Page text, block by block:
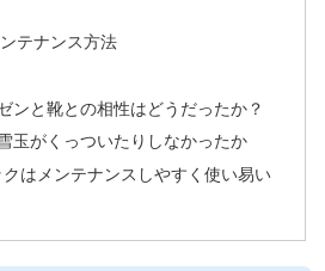
テナンス方法
ンと靴との相性はどうだったか？
玉がくっついたりしなかったか
はメンテナンスしやすく使い易い